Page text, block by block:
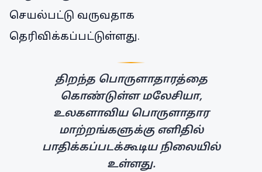
செயல்பட்டு வருவதாக
தெரிவிக்கப்பட்டுள்ளது.
திறந்த பொருளாதாரத்தை
கொண்டுள்ள மலேசியா,
உலகளாவிய பொருளாதார
மாற்றங்களுக்கு எளிதில்
பாதிக்கப்படக்கூடிய நிலையில்
உள்ளது.